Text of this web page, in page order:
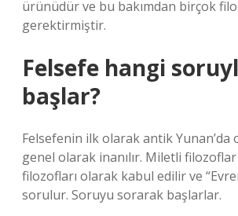
ürünüdür ve bu bakımdan birçok
gerektirmiştir.
Felsefe hangi
başlar?
Felsefenin ilk olarak antik Yunan’da
genel olarak inanılır. Miletli
filozofları olarak kabul edilir ve
sorulur. Soruyu sorarak başlarlar.